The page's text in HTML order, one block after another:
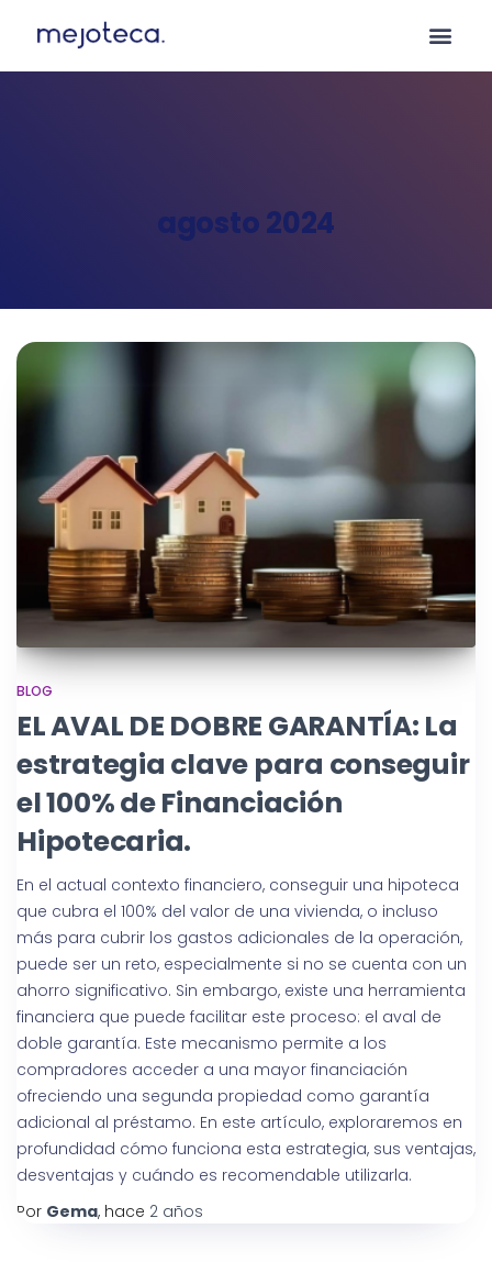
agosto 2024
BLOG
EL AVAL DE DOBRE GARANTÍA: La
estrategia clave para conseguir
el 100% de Financiación
Hipotecaria.
En el actual contexto financiero, conseguir una hipoteca
que cubra el 100% del valor de una vivienda, o incluso
más para cubrir los gastos adicionales de la operación,
puede ser un reto, especialmente si no se cuenta con un
ahorro significativo. Sin embargo, existe una herramienta
financiera que puede facilitar este proceso: el aval de
doble garantía. Este mecanismo permite a los
compradores acceder a una mayor financiación
ofreciendo una segunda propiedad como garantía
adicional al préstamo. En este artículo, exploraremos en
profundidad cómo funciona esta estrategia, sus ventajas,
desventajas y cuándo es recomendable utilizarla.
Por Gema, hace 2 años